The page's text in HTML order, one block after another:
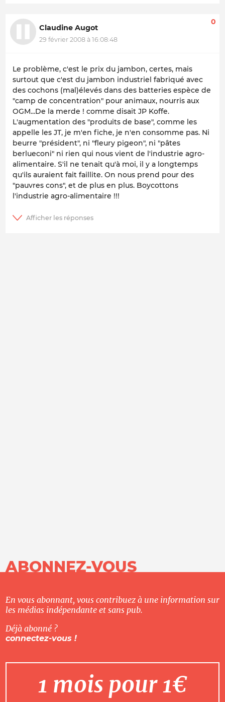
Claudine Augot
29 février 2008 à 16:08:48
0
Le problème, c'est le prix du jambon, certes, mais
surtout que c'est du jambon industriel fabriqué avec
des cochons (mal)élevés dans des batteries espèce de
"camp de concentration" pour animaux, nourris aux
OGM...De la merde ! comme disait JP Koffe.
L'augmentation des "produits de base", comme les
appelle les JT, je m'en fiche, je n'en consomme pas. Ni
beurre "président", ni "fleury pigeon", ni "pâtes
berlueconi" ni rien qui nous vient de l'industrie agro-
alimentaire. S'il ne tenait qu'à moi, il y a longtemps
qu'ils auraient fait faillite. On nous prend pour des
"pauvres cons", et de plus en plus. Boycottons
l'industrie agro-alimentaire !!!
ABONNEZ-VOUS
En vous abonnant, vous contribuez à une information sur
les médias indépendante et sans pub.
Déjà abonné ?
connectez-vous !
1 mois pour 1€